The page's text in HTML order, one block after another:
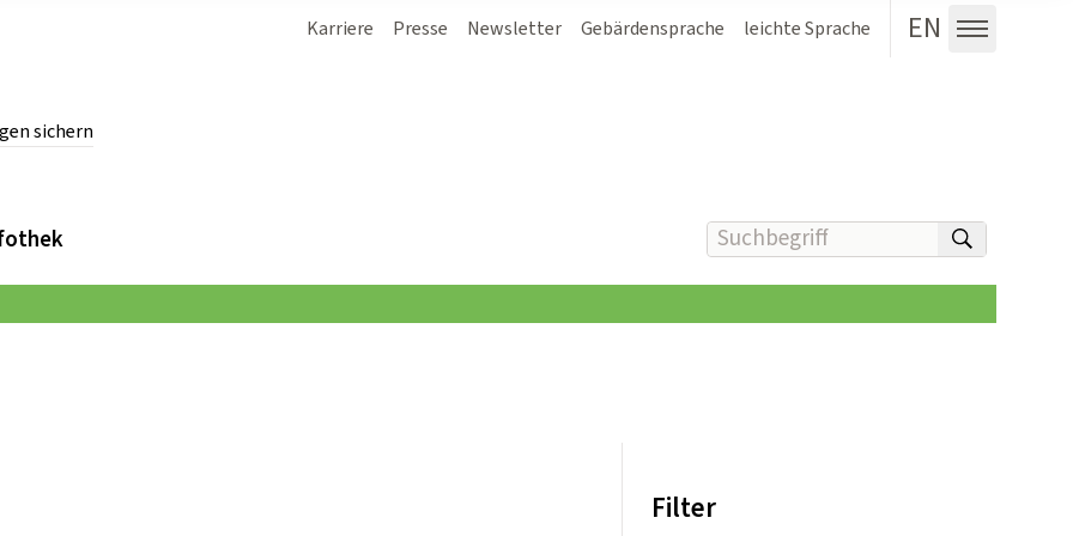
sichern
Karriere Presse Newsletter Gebärdensprache leichte Sprache EN
Menü
Suchbegriff(e) eingeben
Filter